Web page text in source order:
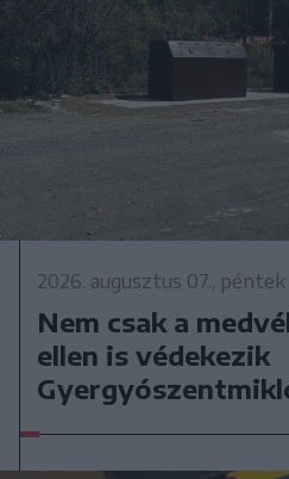
2026. augusztus 07., péntek
Nem csak a
ellen is védekezik